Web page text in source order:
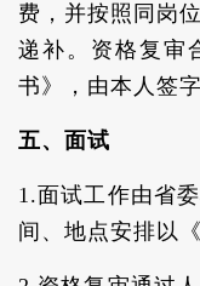
费，并按照同岗
递补。资格复审
书》，由本人签字
五、面试
1.面试工作由省
间、地点安排以